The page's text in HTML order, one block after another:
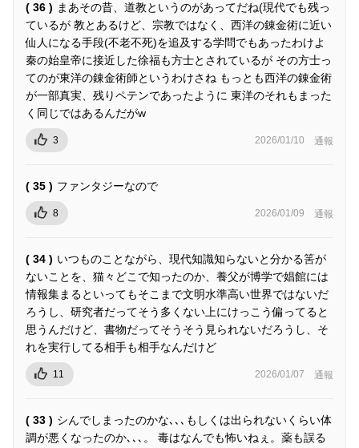
( 36 ) まあその昔、道教というのがあってだね(現代でも残っ
ているが 教とあるけど、宗教ではなく、西洋の錬金術に近い
仙人になる手段(不老不死)を追及する学問でもあったわけよ
秦の始皇帝に接近した徐福も方士とされているが その方士っ
てのが東洋の錬金術師というわけさね もっとも西洋の錬金術
が一部真実、残りペテンであったように 東洋のそれもまった
く同じではあるんだがw
3 2026/01/10 通報
( 35 ) ファンタジーなので
8 2026/01/09 通報
( 34 ) いつものことながら、現代知識知らないと分かる筈が
ないことを、猫々どこで知ったのか、養父が博学で娼館には
情報集まるといってもそこまで文明水準高い世界ではないだ
ろうし、研究者だってそう多くない上にけっこう偏ってると
思うんだけど、書物だってそうそう見られないだろうし、そ
れを実行してる相手も相手なんだけど
11 2026/01/07 通報
( 33 ) シんでしまったのかな､､､もしくは出られないくらい体
調が悪くなったのか､､､。 毒はなんでも怖いねぇ。薬も誤る